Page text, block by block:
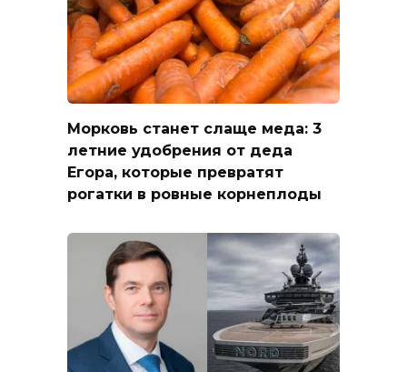
Морковь станет слаще меда: 3
летние удобрения от деда
Егора, которые превратят
рогатки в ровные корнеплоды